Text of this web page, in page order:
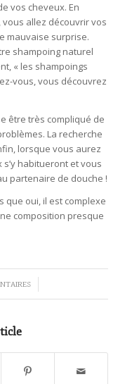
vos cheveux. En
allez découvrir vos
mauvaise surprise.
shampoing naturel
« les shampoings
vous, vous découvrez
être très compliqué de
La recherche
lorsque vous aurez
habitueront et vous
partenaire de douche !
que oui, il est complexe
composition presque